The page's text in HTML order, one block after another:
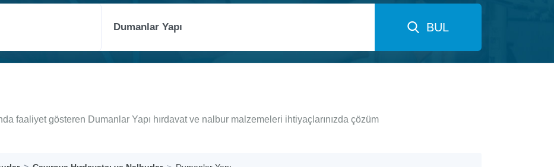
BUL
faaliyet gösteren Dumanlar Yapı hırdavat ve nalbur malzemeleri ihtiyaçlarınızda çözüm